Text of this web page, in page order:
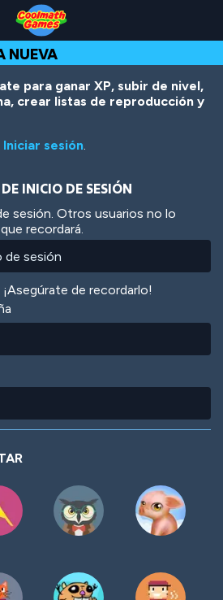
NUEVA
para ganar XP, subir de nivel,
crear listas de reproducción y
Iniciar sesión.
INICIO DE SESIÓN
sesión. Otros usuarios no lo
recordará.
de recordarlo!